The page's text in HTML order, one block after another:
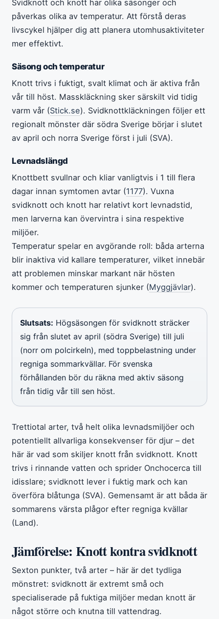
Svidknott och knott har olika säsonger och
påverkas olika av temperatur. Att förstå deras
livscykel hjälper dig att planera utomhusaktiviteter
mer effektivt.
Säsong och temperatur
Knott trivs i fuktigt, svalt klimat och är aktiva från
vår till höst. Masskläckning sker särskilt vid tidig
varm vår (Stick.se). Svidknottkläckningen följer ett
regionalt mönster där södra Sverige börjar i slutet
av april och norra Sverige först i juli (SVA).
Levnadslängd
Knottbett svullnar och kliar vanligtvis i 1 till flera
dagar innan symtomen avtar (1177). Vuxna
svidknott och knott har relativt kort levnadstid,
men larverna kan övervintra i sina respektive
miljöer.
Temperatur spelar en avgörande roll: båda arterna
blir inaktiva vid kallare temperaturer, vilket innebär
att problemen minskar markant när hösten
kommer och temperaturen sjunker (Myggjävlar).
Slutsats: Högsäsongen för svidknott sträcker
sig från slutet av april (södra Sverige) till juli
(norr om polcirkeln), med toppbelastning under
regniga sommarkvällar. För svenska
förhållanden bör du räkna med aktiv säsong
från tidig vår till sen höst.
Trettiotal arter, två helt olika levnadsmiljöer och
potentiellt allvarliga konsekvenser för djur – det
här är vad som skiljer knott från svidknott. Knott
trivs i rinnande vatten och sprider Onchocerca till
idisslare; svidknott lever i fuktig mark och kan
överföra blåtunga (SVA). Gemensamt är att båda är
sommarens värsta plågor efter regniga kvällar
(Land).
Jämförelse: Knott kontra svidknott
Sexton punkter, två arter – här är det tydliga
mönstret: svidknott är extremt små och
specialiserade på fuktiga miljöer medan knott är
något större och knutna till vattendrag.